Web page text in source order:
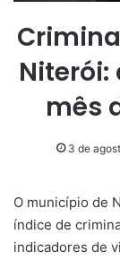
mês
3 de
O município de
índice de
indicadores de